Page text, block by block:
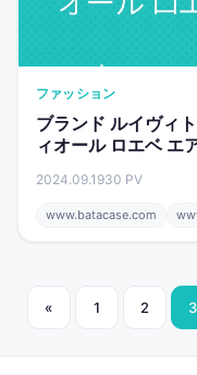
ファッション
ブランド ルイヴィ
ィオール ロエベ エ
2024.09.1930 PV
www.batacase.com
« 1 2 3